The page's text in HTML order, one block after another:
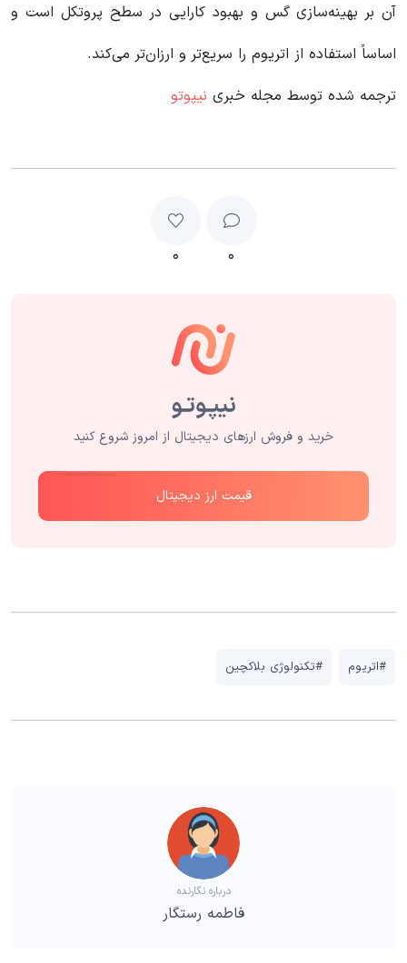
آن بر بهینه‌سازی گس و بهبود کارایی در سطح پروتکل است و
اساساً استفاده از اتریوم را سریع‌تر و ارزان‌تر می‌کند.
ترجمه شده توسط مجله خبری نیپوتو
۰ ۰
خرید و فروش ارزهای دیجیتال از امروز شروع کنید
قیمت ارز دیجیتال
#اتریوم #تکنولوژی بلاکچین
درباره نگارنده
فاطمه رستگار